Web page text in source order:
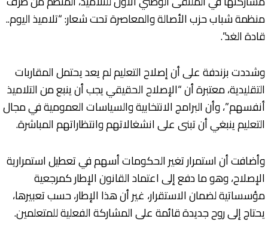
منظمة شباب حزب الأصالة والمعاصرة تحت شعار: “تلاميذ اليوم..
قادة الغد”.
وشددت بزندفة على أن إصلاح التعليم لم يعد يحتمل المقاربات
التقليدية، معتبرة أن “الإصلاح الحقيقي يجب أن ينبع من التلاميذ
أنفسهم”، وأن البرامج الانتخابية والسياسات العمومية في مجال
التعليم ينبغي أن تبنى على انشغالاتهم وانتظاراتهم المباشرة.
وأضافت أن استمرار تغير الحكومات أسهم في تعطيل استمرارية
الإصلاح، وهو ما دفع إلى اعتماد القانون الإطار كمرجعية
مؤسساتية لضمان الاستقرار، غير أن هذا الإطار، حسب تعبيرها،
يحتاج إلى روح جديدة قائمة على المشاركة الفعلية للمتعلمين.